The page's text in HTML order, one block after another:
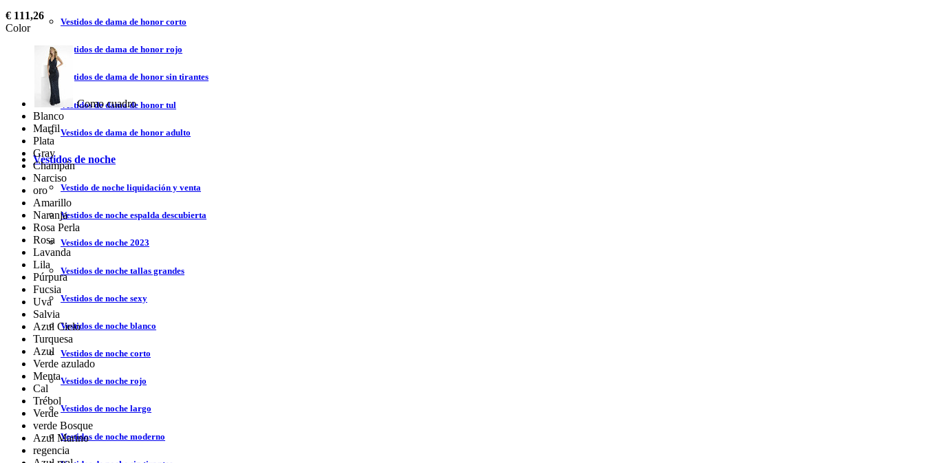
Vestidos de dama de honor corto
Vestidos de dama de honor rojo
Vestidos de dama de honor sin tirantes
Vestidos de dama de honor tul
Vestidos de dama de honor adulto
Vestidos de noche
Vestido de noche liquidación y venta
Vestidos de noche espalda descubierta
Vestidos de noche 2023
Vestidos de noche tallas grandes
Vestidos de noche sexy
Vestidos de noche blanco
Vestidos de noche corto
Vestidos de noche rojo
Vestidos de noche largo
Vestidos de noche moderno
€ 111,26
Color
Como cuadro
Blanco
Marfil
Plata
Gray
Champán
Narciso
oro
Amarillo
Naranja
Rosa Perla
Rosa
Lavanda
Lila
Púrpura
Fucsia
Uva
Salvia
Azul Cielo
Turquesa
Azul
Verde azulado
Menta
Cal
Trébol
Verde
verde Bosque
Azul Marino
regencia